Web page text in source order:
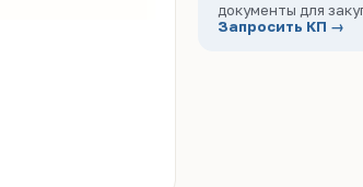
документы для
Запросить КП →